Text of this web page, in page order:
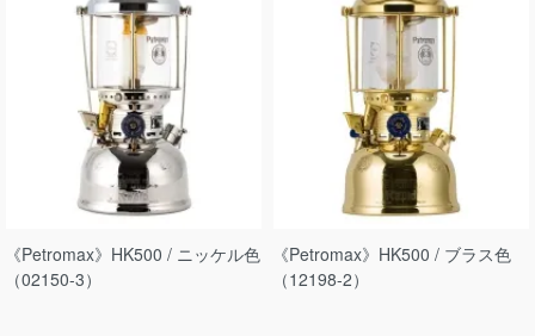
《Petromax》HK500 / ニッケル色
（02150-3）
《Petromax》HK500 / ブラス色
（12198-2）